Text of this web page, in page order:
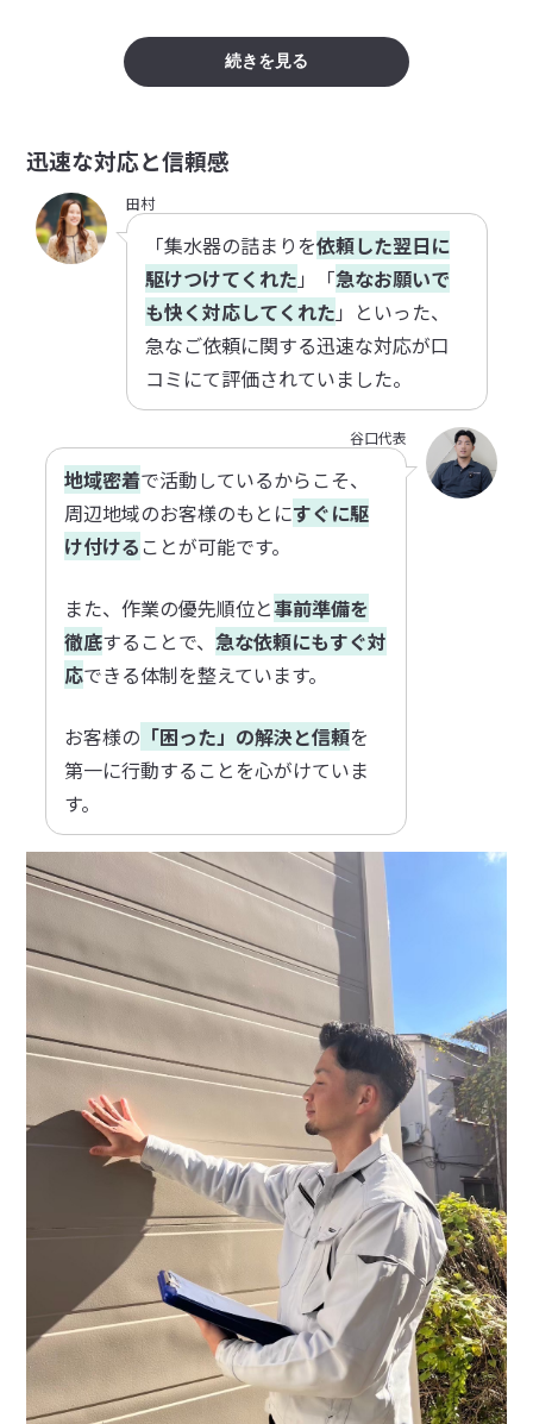
続きを見る
迅速な対応と信頼感
田村
「集水器の詰まりを依頼した翌日に
駆けつけてくれた 」「急なお願いで
も快く対応してくれた 」といった、
急なご依頼に関する迅速な対応が口
コミにて評価されていました。
谷口代表
地域密着で活動しているからこそ、
周辺地域のお客様のもとにすぐに駆
け付ける ことが可能です。
また、作業の優先順位と事前準備を
徹底することで、急な依頼にもすぐ対
応できる体制を整えています。
お客様の 「困った」の解決と信頼を
第一に行動することを心がけていま
す。